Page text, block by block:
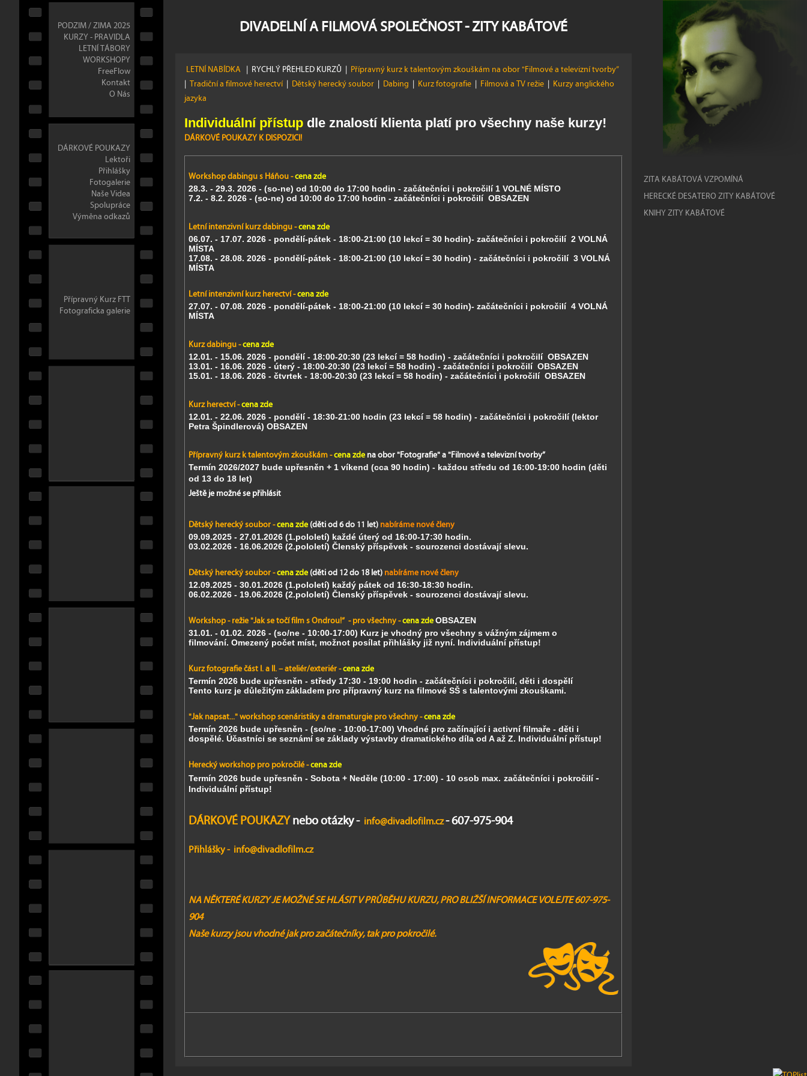
PODZIM / ZIMA 2025
KURZY - PRAVIDLA
LETNÍ TÁBORY
WORKSHOPY
FreeFlow
Kontakt
O Nás
DÁRKOVÉ POUKAZY
Lektoři
Přihlášky
Fotogalerie
Naše Videa
Spolupráce
Výměna odkazů
Přípravný Kurz FTT
Fotograficka galerie
DIVADELNÍ A FILMOVÁ SPOLEČNOST - ZITY KABÁTOVÉ
LETNÍ NABÍDKA | RYCHLÝ PŘEHLED KURZŮ | Přípravný kurz k talentovým zkouškám na obor "Filmové a televizní tvorby”
| Tradiční a filmové herectví | Dětský herecký soubor | Dabing | Kurz fotografie | Filmová a TV režie | Kurzy anglického
jazyka
Individuální přístup dle znalostí klienta platí pro všechny naše kurzy!
DÁRKOVÉ POUKAZY K DISPOZICI!
Workshop dabingu s Háňou -cena zde
28.3. - 29.3. 2026 - (so-ne) od 10:00 do 17:00 hodin - začátečníci i pokročilí 1 VOLNÉ MÍSTO
7.2. - 8.2. 2026 - (so-ne) od 10:00 do 17:00 hodin - začátečníci i pokročilí OBSAZEN
Letní intenzivní kurz dabingu -cena zde
06.07. - 17.07. 2026 - pondělí-pátek - 18:00-21:00 (10 lekcí = 30 hodin)- začátečníci i pokročilí 2 VOLNÁ
MÍSTA
17.08. - 28.08. 2026 - pondělí-pátek - 18:00-21:00 (10 lekcí = 30 hodin) - začátečníci i pokročilí 3 VOLNÁ
MÍSTA
Letní intenzivní kurz herectví -cena zde
27.07. - 07.08. 2026 - pondělí-pátek - 18:00-21:00 (10 lekcí = 30 hodin)- začátečníci i pokročilí 4 VOLNÁ
MÍSTA
Kurz dabingu -cena zde
12.01. - 15.06. 2026 - pondělí - 18:00-20:30 (23 lekcí = 58 hodin) - začátečníci i pokročilí OBSAZEN
13.01. - 16.06. 2026 - úterý - 18:00-20:30 (23 lekcí = 58 hodin) - začátečníci i pokročilí OBSAZEN
15.01. - 18.06. 2026 - čtvrtek - 18:00-20:30 (23 lekcí = 58 hodin) - začátečníci i pokročilí OBSAZEN
Kurz herectví -cena zde
12.01. - 22.06. 2026 - pondělí - 18:30-21:00 hodin (23 lekcí = 58 hodin) - začátečníci i pokročilí (lektor
Petra Špindlerová) OBSAZEN
Přípravný kurz k talentovým zkouškám -cena zdena obor "Fotografie" a "Filmové a televizní tvorby”
Termín 2026/2027 bude upřesněn + 1 víkend (cca 90 hodin) - každou středu od 16:00-19:00 hodin (děti
od 13 do 18 let)
Ještě je možné se přihlásit
Dětský herecký soubor -cena zde(děti od 6 do 11 let)nabíráme nové členy
09.09.2025 - 27.01.2026 (1.pololetí) každé úterý od 16:00-17:30 hodin.
03.02.2026 - 16.06.2026 (2.pololetí) Členský příspěvek - sourozenci dostávají slevu.
Dětský herecký soubor -cena zde(děti od 12 do 18 let)nabíráme nové členy
12.09.2025 - 30.01.2026 (1.pololetí) každý pátek od 16:30-18:30 hodin.
06.02.2026 - 19.06.2026 (2.pololetí) Členský příspěvek - sourozenci dostávají slevu.
Workshop - režie "Jak se točí film s Ondrou!“ - pro všechny -cena zdeOBSAZEN
31.01. - 01.02. 2026 - (so/ne - 10:00-17:00) Kurz je vhodný pro všechny s vážným zájmem o
filmování. Omezený počet míst, možnot posílat přihlášky již nyní. Individuální přístup!
Kurz fotografie část I. a II. – ateliér/exteriér -cena zde
Termín 2026 bude upřesněn - středy 17:30 - 19:00 hodin - začátečníci i pokročilí, děti i dospělí
Tento kurz je důležitým základem pro přípravný kurz na filmové SŠ s talentovými zkouškami.
"Jak napsat..." workshop scenáristiky a dramaturgie pro všechny -cena zde
Termín 2026 bude upřesněn - (so/ne - 10:00-17:00) Vhodné pro začínající i activní filmaře - děti i
dospělé. Účastníci se seznámí se základy výstavby dramatického díla od A až Z. Individuální přístup!
Herecký workshop pro pokročilé -cena zde
Termín 2026 bude upřesněn - Sobota + Neděle (10:00 - 17:00) - 10 osob max. začátečníci i pokročilí-
Individuální přístup!
DÁRKOVÉ POUKAZYnebo otázky - info@divadlofilm.cz- 607-975-904
Přihlášky- info@divadlofilm.cz
NA NĚKTERÉ KURZY JE MOŽNÉ SE HLÁSIT V PRŮBĚHU KURZU,PRO BLIŽŠÍ INFORMACE VOLEJTE 607-975-
904
Naše kurzy jsou vhodné jak pro začátečníky, tak pro pokročilé.
ZITA KABÁTOVÁ VZPOMÍNÁ
HERECKÉ DESATERO ZITY KABÁTOVÉ
KNIHY ZITY KABÁTOVÉ